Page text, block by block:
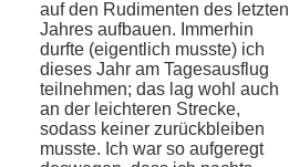
auf den Rudimenten des letzten
Jahres aufbauen. Immerhin
durfte (eigentlich musste) ich
dieses Jahr am Ta­gesausflug
teilnehmen; das lag wohl auch
an der leichteren Strecke,
sodass keiner zurückbleiben
musste. Ich war so aufgeregt